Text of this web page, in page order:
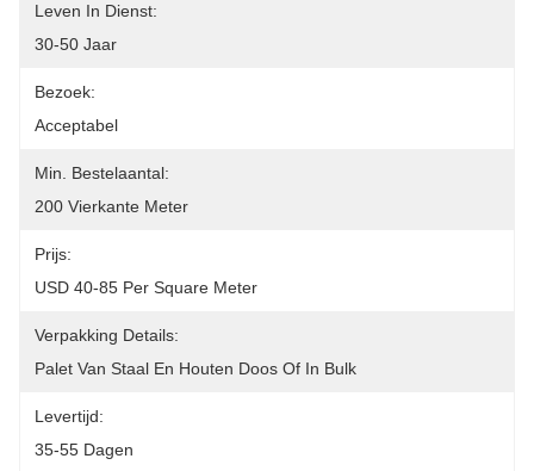
Leven In Dienst:
30-50 Jaar
Bezoek:
Acceptabel
Min. Bestelaantal:
200 Vierkante Meter
Prijs:
USD 40-85 Per Square Meter
Verpakking Details:
Palet Van Staal En Houten Doos Of In Bulk
Levertijd:
35-55 Dagen